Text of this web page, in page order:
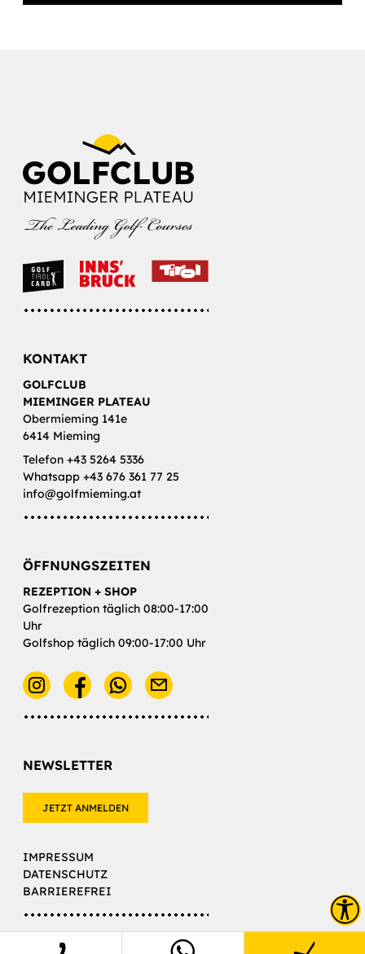
KONTAKT
GOLFCLUB
MIEMINGER PLATEAU
Obermieming 141e
6414 Mieming
Telefon +43 5264 5336
Whatsapp +43 676 361 77 25
info@golfmieming.at
ÖFFNUNGSZEITEN
REZEPTION + SHOP
Golfrezeption täglich 08:00-17:00
Uhr
Golfshop täglich 09:00-17:00 Uhr
E-Mail
NEWSLETTER
JETZT ANMELDEN
IMPRESSUM
DATENSCHUTZ
BARRIEREFREI